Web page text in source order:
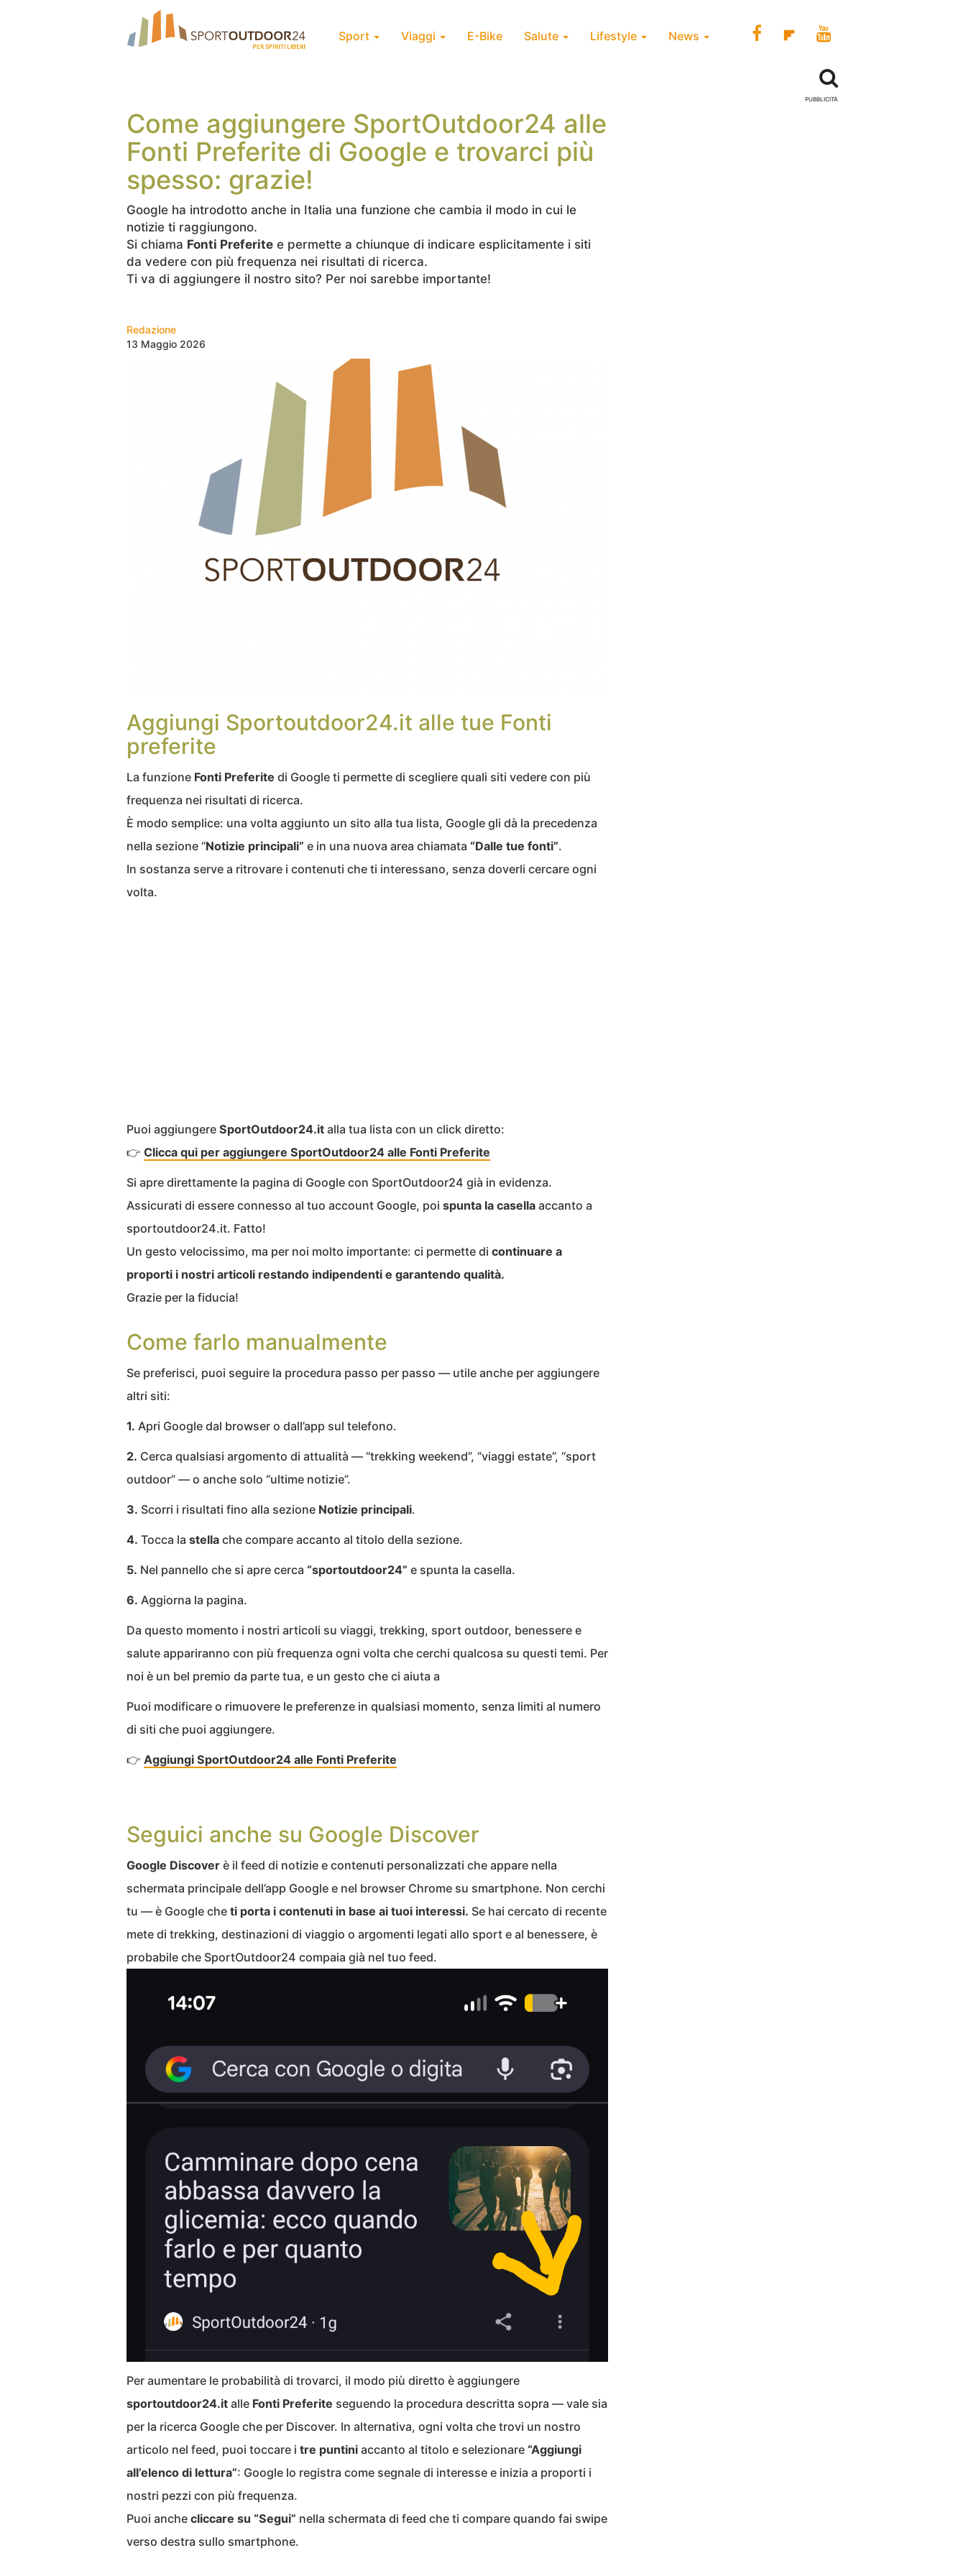
Sport Viaggi E-Bike Salute Lifestyle News
Come aggiungere SportOutdoor24 alle
Fonti Preferite di Google e trovarci più
spesso: grazie!
Google ha introdotto anche in Italia una funzione che cambia il modo in cui le
notizie ti raggiungono.
Si chiama Fonti Preferite e permette a chiunque di indicare esplicitamente i siti
da vedere con più frequenza nei risultati di ricerca.
Ti va di aggiungere il nostro sito? Per noi sarebbe importante!
Redazione
13 Maggio 2026
Aggiungi Sportoutdoor24.it alle tue Fonti
preferite
La funzione Fonti Preferite di Google ti permette di scegliere quali siti vedere con più
frequenza nei risultati di ricerca.
È modo semplice: una volta aggiunto un sito alla tua lista, Google gli dà la precedenza
nella sezione “Notizie principali” e in una nuova area chiamata “Dalle tue fonti”.
In sostanza serve a ritrovare i contenuti che ti interessano, senza doverli cercare ogni
volta.
Puoi aggiungere SportOutdoor24.it alla tua lista con un click diretto:
👉 Clicca qui per aggiungere SportOutdoor24 alle Fonti Preferite
Si apre direttamente la pagina di Google con SportOutdoor24 già in evidenza.
Assicurati di essere connesso al tuo account Google, poi spunta la casella accanto a
sportoutdoor24.it. Fatto!
Un gesto velocissimo, ma per noi molto importante: ci permette di continuare a
proporti i nostri articoli restando indipendenti e garantendo qualità.
Grazie per la fiducia!
Come farlo manualmente
Se preferisci, puoi seguire la procedura passo per passo — utile anche per aggiungere
altri siti:
1. Apri Google dal browser o dall’app sul telefono.
2. Cerca qualsiasi argomento di attualità — “trekking weekend”, “viaggi estate”, “sport
outdoor” — o anche solo “ultime notizie”.
3. Scorri i risultati fino alla sezione Notizie principali.
4. Tocca la stella che compare accanto al titolo della sezione.
5. Nel pannello che si apre cerca “sportoutdoor24” e spunta la casella.
6. Aggiorna la pagina.
Da questo momento i nostri articoli su viaggi, trekking, sport outdoor, benessere e
salute appariranno con più frequenza ogni volta che cerchi qualcosa su questi temi. Per
noi è un bel premio da parte tua, e un gesto che ci aiuta a
Puoi modificare o rimuovere le preferenze in qualsiasi momento, senza limiti al numero
di siti che puoi aggiungere.
👉 Aggiungi SportOutdoor24 alle Fonti Preferite
Seguici anche su Google Discover
Google Discover è il feed di notizie e contenuti personalizzati che appare nella
schermata principale dell’app Google e nel browser Chrome su smartphone. Non cerchi
tu — è Google che ti porta i contenuti in base ai tuoi interessi. Se hai cercato di recente
mete di trekking, destinazioni di viaggio o argomenti legati allo sport e al benessere, è
probabile che SportOutdoor24 compaia già nel tuo feed.
Per aumentare le probabilità di trovarci, il modo più diretto è aggiungere
sportoutdoor24.it alle Fonti Preferite seguendo la procedura descritta sopra — vale sia
per la ricerca Google che per Discover. In alternativa, ogni volta che trovi un nostro
articolo nel feed, puoi toccare i tre puntini accanto al titolo e selezionare “Aggiungi
all’elenco di lettura”: Google lo registra come segnale di interesse e inizia a proporti i
nostri pezzi con più frequenza.
Puoi anche cliccare su “Segui” nella schermata di feed che ti compare quando fai swipe
verso destra sullo smartphone.
PUBBLICITÀ